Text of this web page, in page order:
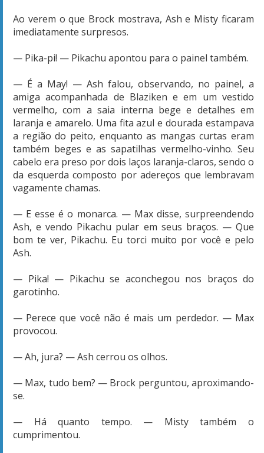
Ao verem o que Brock mostrava, Ash e Misty ficaram
imediatamente surpresos.
— Pika-pi! — Pikachu apontou para o painel também.
— É a May! — Ash falou, observando, no painel, a
amiga acompanhada de Blaziken e em um vestido
vermelho, com a saia interna bege e detalhes em
laranja e amarelo. Uma fita azul e dourada estampava
a região do peito, enquanto as mangas curtas eram
também beges e as sapatilhas vermelho-vinho. Seu
cabelo era preso por dois laços laranja-claros, sendo o
da esquerda composto por adereços que lembravam
vagamente chamas.
— E esse é o monarca. — Max disse, surpreendendo
Ash, e vendo Pikachu pular em seus braços. — Que
bom te ver, Pikachu. Eu torci muito por você e pelo
Ash.
— Pika! — Pikachu se aconchegou nos braços do
garotinho.
— Perece que você não é mais um perdedor. — Max
provocou.
— Ah, jura? — Ash cerrou os olhos.
— Max, tudo bem? — Brock perguntou, aproximando-
se.
— Há quanto tempo. — Misty também o
cumprimentou.